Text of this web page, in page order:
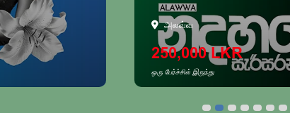
அலவ்வ
250,000 LKR
ஒரு பேர்ச்சில் இருந்து
நிலத்தை ஆராயவும்